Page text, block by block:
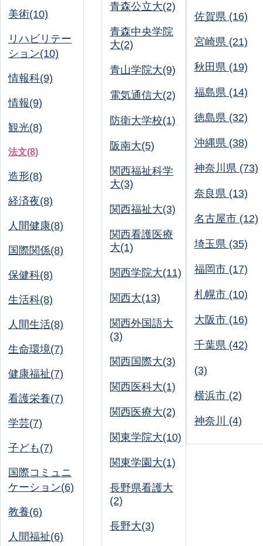
美術(10)
リハビリテー
ション(10)
情報科(9)
情報(9)
観光(8)
法文(8)
造形(8)
経済夜(8)
人間健康(8)
国際関係(8)
保健科(8)
生活科(8)
人間生活(8)
生命環境(7)
健康福祉(7)
看護栄養(7)
学芸(7)
子ども(7)
国際コミュニ
ケーション(6)
教養(6)
人間福祉(6)
青森公立大(2)
青森中央学院
大(2)
青山学院大(9)
電気通信大(2)
防衛大学校(1)
阪南大(5)
関西福祉科学
大(3)
関西福祉大(3)
関西看護医療
大(1)
関西学院大(11)
関西大(13)
関西外国語大
(3)
関西国際大(3)
関西医科大(1)
関西医療大(2)
関東学院大(10)
関東学園大(1)
長野県看護大
(2)
長野大(3)
佐賀県 (16)
宮崎県 (21)
秋田県 (19)
福島県 (14)
徳島県 (32)
沖縄県 (38)
神奈川県 (73)
奈良県 (13)
名古屋市 (12)
埼玉県 (35)
福岡市 (17)
札幌市 (10)
大阪市 (16)
千葉県 (42)
(3)
横浜市 (2)
神奈川 (4)